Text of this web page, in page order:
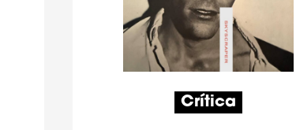
Crítica